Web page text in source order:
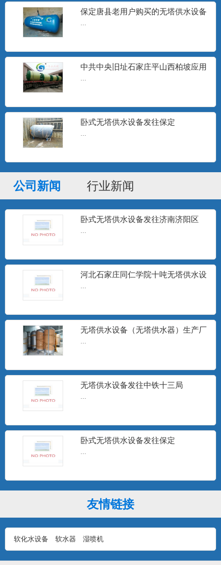
石家庄工泉水处理设备有限公司生产的旋
流井水除砂器销往地区有：...
无塔供水设备水泵
...
分集水器
分集水器、定压罐、膨胀水箱、补水水
高频电子水处理器
高频电子水处理仪是一种采用物理方法进
行水处理的高科技节能型产...
设定压力，微电脑控制器按设定的压力跟
踪用户用水变化，随时指令...
井水除砂器
...
15T无塔供水
...
保定唐县老用户购买的无塔供水设备
...
中共中央旧址石家庄平山西柏坡应用
...
卧式无塔供水设备发往保定
...
公司新闻 行业新闻
卧式无塔供水设备发往济南济阳区
...
河北石家庄同仁学院十吨无塔供水设
...
无塔供水设备（无塔供水器）生产厂
...
无塔供水设备发往中铁十三局
...
卧式无塔供水设备发往保定
...
友情链接
软化水设备 软水器 湿喷机